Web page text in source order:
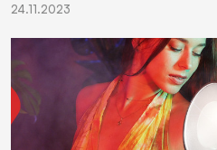
24.11.2023